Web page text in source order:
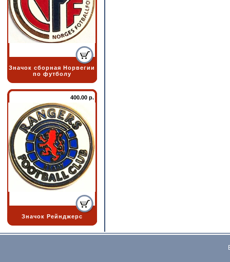
Значок сборная Норвегии
по футболу
400.00 р.
Значок Рейнджерс